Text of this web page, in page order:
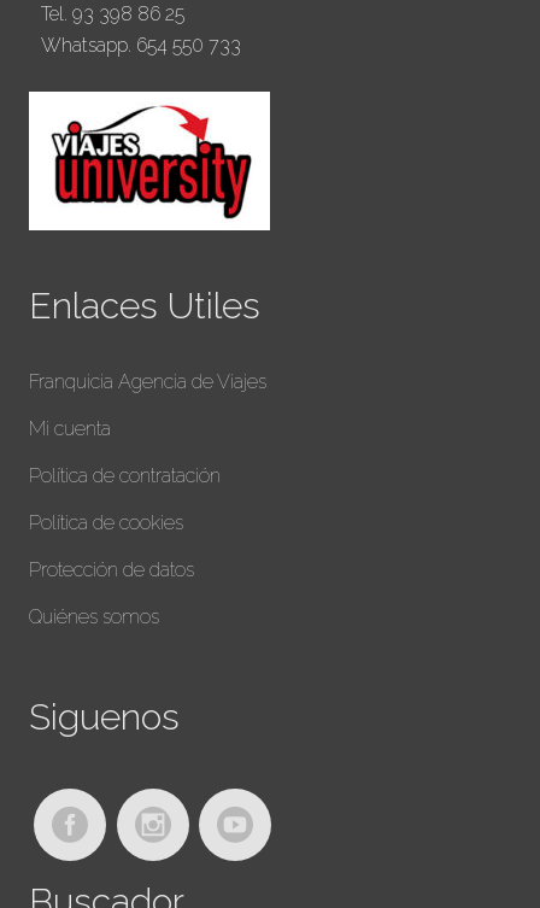
Tel. 93 398 86 25
Whatsapp. 654 550 733
Enlaces Utiles
Franquicia Agencia de Viajes
Mi cuenta
Política de contratación
Política de cookies
Protección de datos
Quiénes somos
Siguenos